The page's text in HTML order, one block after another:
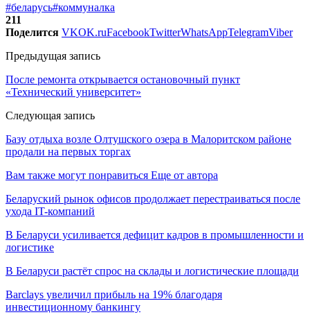
#беларусь#коммуналка
211
Поделится VKOK.ruFacebookTwitterWhatsAppTelegramViber
Предыдущая запись
После ремонта открывается остановочный пункт
«Технический университет»
Следующая запись
Базу отдыха возле Олтушского озера в Малоритском районе
продали на первых торгах
Вам также могут понравиться Еще от автора
Беларуский рынок офисов продолжает перестраиваться после
ухода IT-компаний
В Беларуси усиливается дефицит кадров в промышленности и
логистике
В Беларуси растёт спрос на склады и логистические площади
Barclays увеличил прибыль на 19% благодаря
инвестиционному банкингу